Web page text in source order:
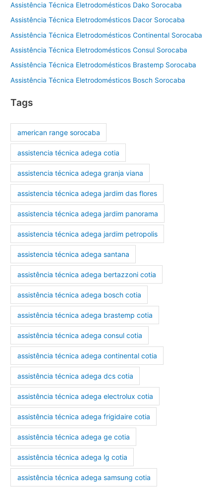
Assistência Técnica Eletrodomésticos Dako Sorocaba
Assistência Técnica Eletrodomésticos Dacor Sorocaba
Assistência Técnica Eletrodomésticos Continental Sorocaba
Assistência Técnica Eletrodomésticos Consul Sorocaba
Assistência Técnica Eletrodomésticos Brastemp Sorocaba
Assistência Técnica Eletrodomésticos Bosch Sorocaba
Tags
american range sorocaba
assistencia técnica adega cotia
assistencia técnica adega granja viana
assistencia técnica adega jardim das flores
assistencia técnica adega jardim panorama
assistencia técnica adega jardim petropolis
assistencia técnica adega santana
assistência técnica adega bertazzoni cotia
assistência técnica adega bosch cotia
assistência técnica adega brastemp cotia
assistência técnica adega consul cotia
assistência técnica adega continental cotia
assistência técnica adega dcs cotia
assistência técnica adega electrolux cotia
assistência técnica adega frigidaire cotia
assistência técnica adega ge cotia
assistência técnica adega lg cotia
assistência técnica adega samsung cotia